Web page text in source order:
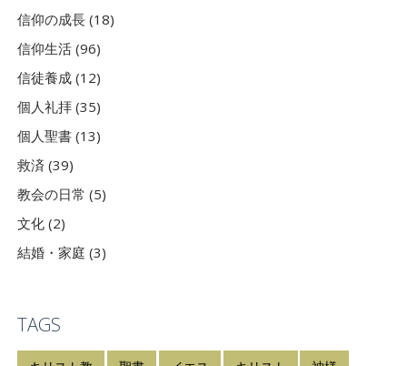
信仰の成長 (18)
信仰生活 (96)
信徒養成 (12)
個人礼拝 (35)
個人聖書 (13)
救済 (39)
教会の日常 (5)
文化 (2)
結婚・家庭 (3)
TAGS